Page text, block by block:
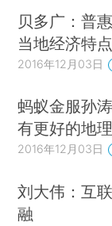
贝多广：普
当地经济特点
2016年12月03日
蚂蚁金服孙
有更好的地
2016年12月03日
刘大伟：互
融